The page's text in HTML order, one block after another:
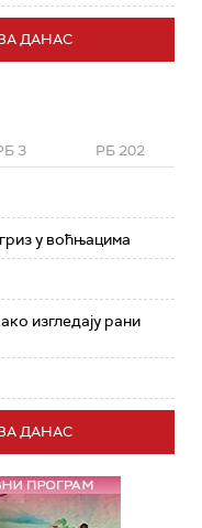
ДАНАС
3 РБ 202
у воћњацима
изгледају рани
ДАНАС